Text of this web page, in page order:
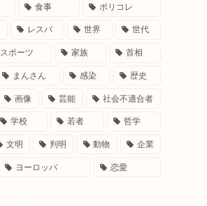
食事 ポリコレ
レスバ 世界 世代
スポーツ 家族 首相
まんさん 感染 歴史
画像 芸能 社会不適合者
学校 若者 哲学
文明 判明 動物 企業
ヨーロッパ 恋愛